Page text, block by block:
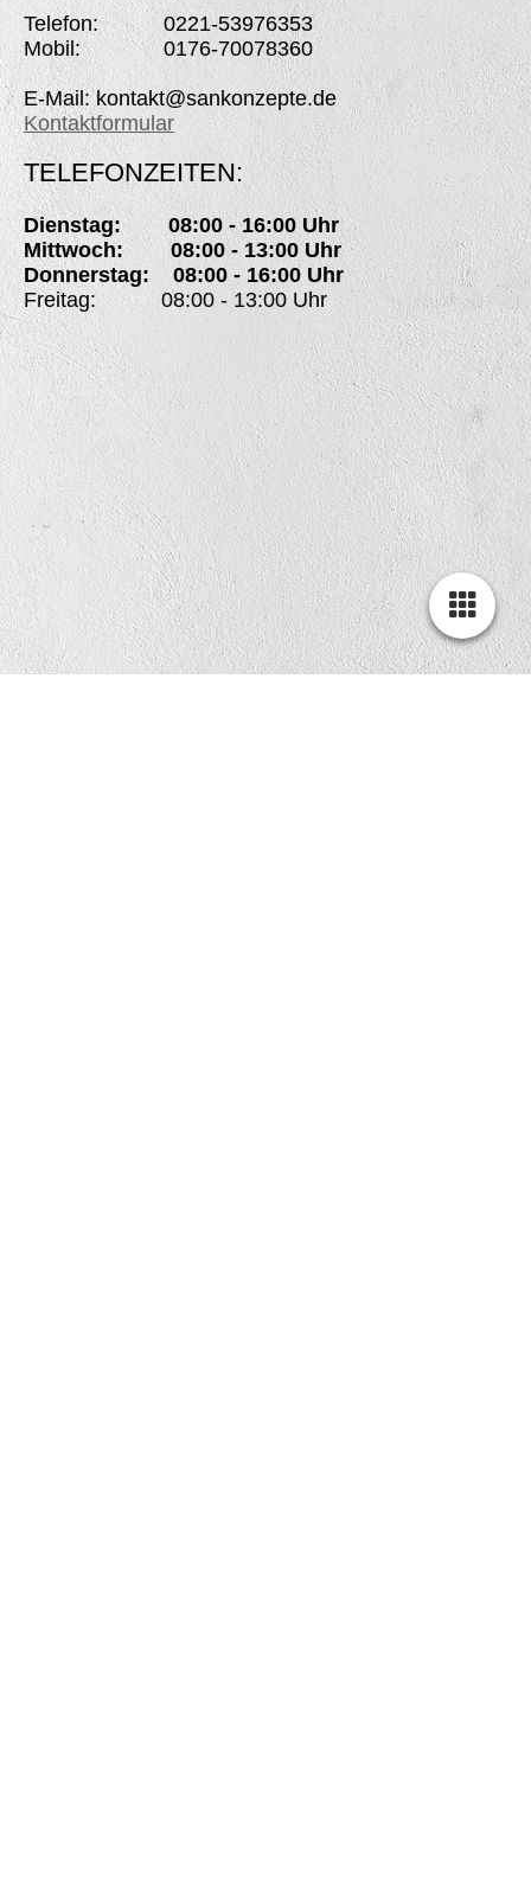
Telefon: 0221-53976353
Mobil: 0176-70078360
E-Mail: kontakt@sankonzepte.de
Kontaktformular
TELEFONZEITEN:
Dienstag: 08:00 - 16:00 Uhr
Mittwoch: 08:00 - 13:00 Uhr
Donnerstag: 08:00 - 16:00 Uhr
Freitag: 08:00 - 13:00 Uhr